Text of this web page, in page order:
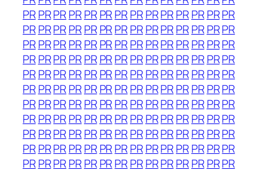
PRPRPRPRPR PRPRPRPRPRPRPR PRPR
PRPRPRPRPR PRPRPRPRPRPRPR PRPR
PRPRPRPRPR PRPRPRPRPRPRPR PRPR
PRPRPRPRPR PRPRPRPRPRPRPR PRPR
PRPRPRPRPR PRPRPRPRPRPRPR PRPR
PRPRPRPRPR PRPRPRPRPRPRPR PRPR
PRPRPRPRPR PRPRPRPRPRPRPR PRPR
PRPRPRPRPR PRPRPRPRPRPRPR PRPR
PRPRPRPRPR PRPRPRPRPRPRPR PRPR
PRPRPRPRPR PRPRPRPRPRPRPR PRPR
PRPRPRPRPR PRPRPRPRPRPRPR PRPR